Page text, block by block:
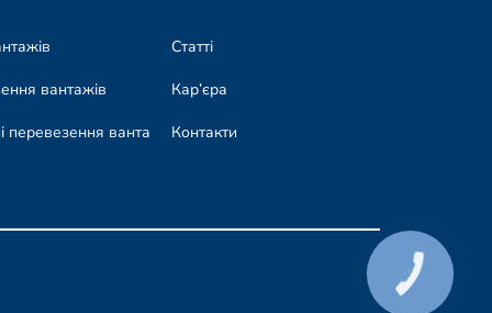
вантажів
перевезення вантажів
Статті
Кар’єра
Контакти
КНОПКА
СВЯЗИ